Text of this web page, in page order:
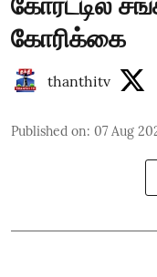
கோரிக்கை
thanthitv
Published on: 07 Aug